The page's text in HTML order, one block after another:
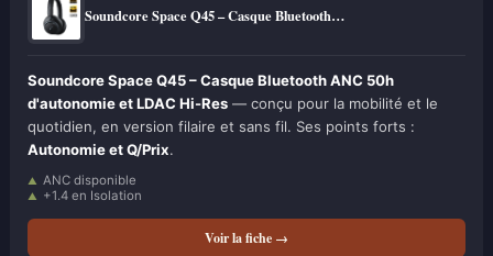
Soundcore Space Q45 – Casque Bluetooth…
Soundcore Space Q45 – Casque Bluetooth ANC 50h
d'autonomie et LDAC Hi-Res — conçu pour la mobilité et le
quotidien, en version filaire et sans fil. Ses points forts :
Autonomie et Q/Prix.
ANC disponible
+1.4 en Isolation
Voir la fiche →